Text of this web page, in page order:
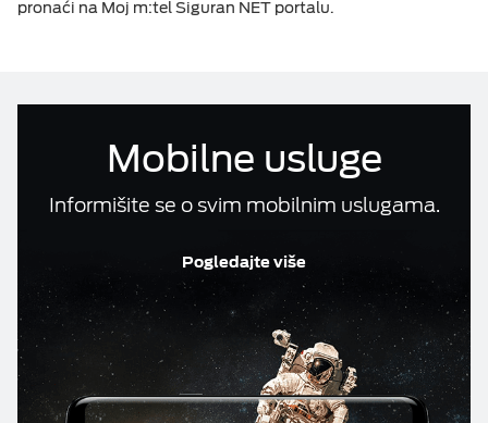
DOKUMENTA
M:TEL APLIKACIJE
KONTAKT
pronaći na Moj m:tel Siguran NET portalu.
Mobilne usluge
Informišite se o svim mobilnim uslugama.
Pogledajte više